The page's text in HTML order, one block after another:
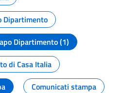
Dipartimento
Dipartimento (1)
di Casa Italia
Comunicati stampa